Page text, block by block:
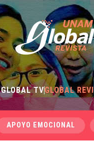
GLOBAL TVGLOBAL
APOYO EMOCIONAL